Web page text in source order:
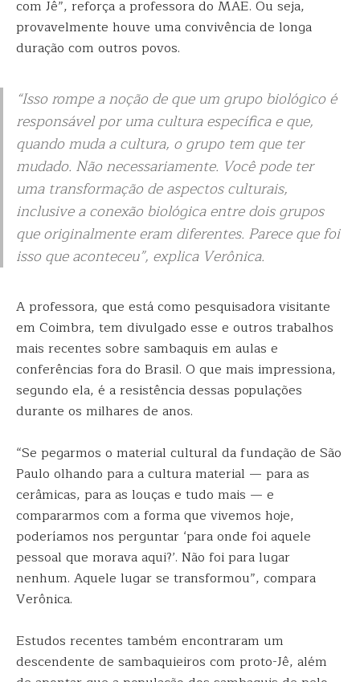
com Jê”, reforça a professora do MAE. Ou seja,
provavelmente houve uma convivência de longa
duração com outros povos.
“Isso rompe a noção de que um grupo biológico é
responsável por uma cultura específica e que,
quando muda a cultura, o grupo tem que ter
mudado. Não necessariamente. Você pode ter
uma transformação de aspectos culturais,
inclusive a conexão biológica entre dois grupos
que originalmente eram diferentes. Parece que foi
isso que aconteceu”, explica Verônica.
A professora, que está como pesquisadora visitante
em Coimbra, tem divulgado esse e outros trabalhos
mais recentes sobre sambaquis em aulas e
conferências fora do Brasil. O que mais impressiona,
segundo ela, é a resistência dessas populações
durante os milhares de anos.
“Se pegarmos o material cultural da fundação de São
Paulo olhando para a cultura material — para as
cerâmicas, para as louças e tudo mais — e
compararmos com a forma que vivemos hoje,
poderíamos nos perguntar ‘para onde foi aquele
pessoal que morava aqui?’. Não foi para lugar
nenhum. Aquele lugar se transformou”, compara
Verônica.
Estudos recentes também encontraram um
descendente de sambaquieiros com proto-Jê, além